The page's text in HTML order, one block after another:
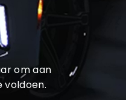
om aan